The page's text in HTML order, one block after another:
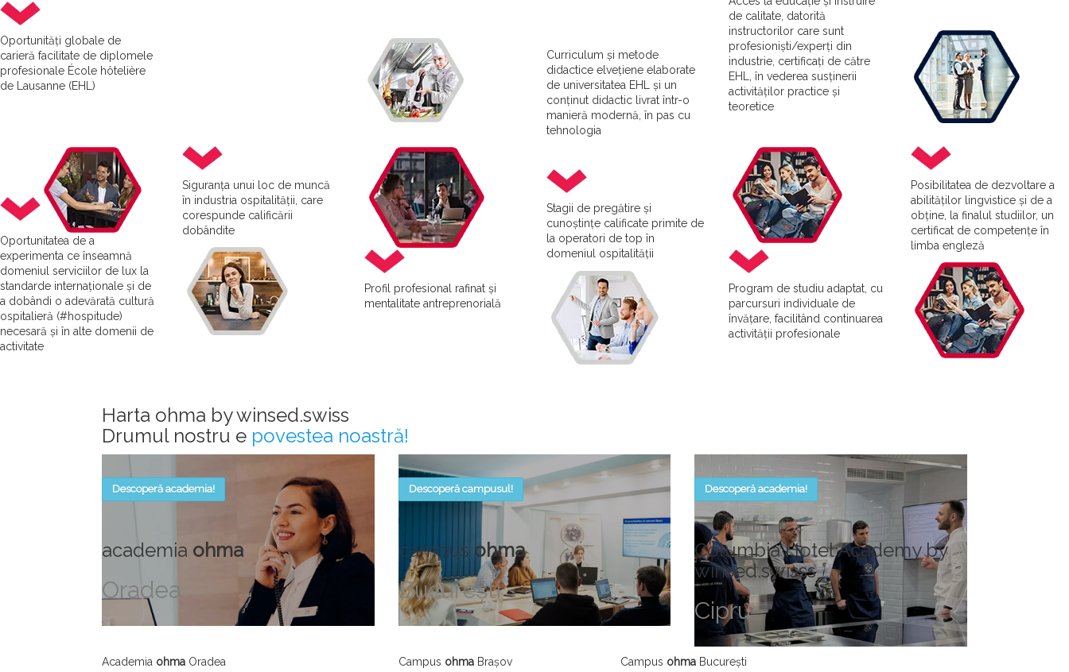
Oportunități globale de
carieră facilitate de diplomele
profesionale École hôtelière
de Lausanne (EHL)
Curriculum și metode
didactice elvețiene elaborate
de universitatea EHL și un
conținut didactic livrat într-o
manieră modernă, în pas cu
tehnologia
de calitate, datorită
instructorilor care sunt
profesioniști/experți din
industrie, certificați de către
EHL, în vederea susținerii
activităților practice și
teoretice
Oportunitatea de a
experimenta ce înseamnă
domeniul serviciilor de lux la
standarde internaționale și de
a dobândi o adevărată cultură
ospitalieră (#hospitude)
necesară și în alte domenii de
activitate
Siguranța unui loc de muncă
în industria ospitalității, care
corespunde calificării
dobândite
Profil profesional rafinat și
mentalitate antreprenorială
Stagii de pregătire și
cunoștințe calificate primite de
la operatori de top în
domeniul ospitalității
Program de studiu adaptat, cu
parcursuri individuale de
învățare, facilitând continuarea
activității profesionale
Posibilitatea de dezvoltare a
abilităților lingvistice și de a
obține, la finalul studiilor, un
certificat de competențe în
limba engleză
Harta ohma by winsed.swiss
Drumul nostru e povestea noastră!
Descoperă academia!
academia ohma
Oradea
Descoperă campusul!
campus ohma
Bucureşti
Descoperă academia!
Columbia Hotel Academy by
winsed.swisss
Cipru
Academia ohma Oradea Campus ohmaBrașov Campus ohma București